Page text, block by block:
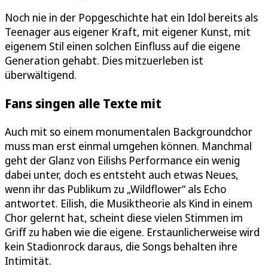
Noch nie in der Popgeschichte hat ein Idol bereits als
Teenager aus eigener Kraft, mit eigener Kunst, mit
eigenem Stil einen solchen Einfluss auf die eigene
Generation gehabt. Dies mitzuerleben ist
überwältigend.
Fans singen alle Texte mit
Auch mit so einem monumentalen Backgroundchor
muss man erst einmal umgehen können. Manchmal
geht der Glanz von Eilishs Performance ein wenig
dabei unter, doch es entsteht auch etwas Neues,
wenn ihr das Publikum zu „Wildflower“ als Echo
antwortet. Eilish, die Musiktheorie als Kind in einem
Chor gelernt hat, scheint diese vielen Stimmen im
Griff zu haben wie die eigene. Erstaunlicherweise wird
kein Stadionrock daraus, die Songs behalten ihre
Intimität.